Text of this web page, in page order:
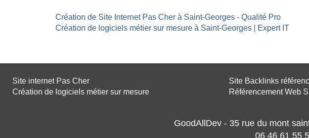
Création de Site Internet Pas Cher à Saint-Georges - Qualité Pro
Création de logiciels métier sur mesure à Saint-Georges | Expert IT
Site internet Pas Cher
Création de logiciels métier sur mesure
Site Backlinks
Référencement Web
GoodAllDev - 35 rue du mont
06 46 61 55